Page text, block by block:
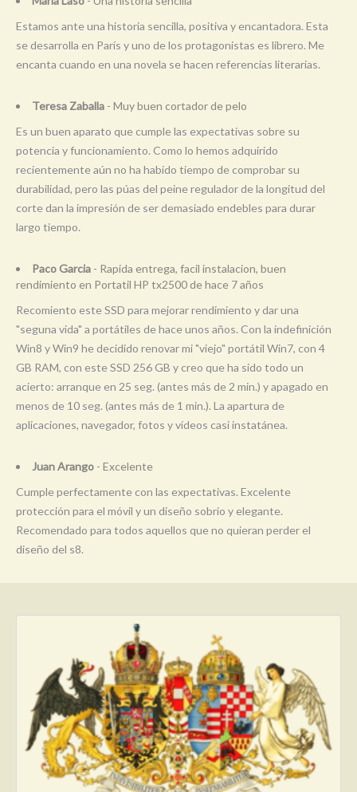
Estamos ante una historia sencilla, positiva y encantadora. Esta
se desarrolla en París y uno de los protagonistas es librero. Me
encanta cuando en una novela se hacen referencias literarias.
Teresa Zaballa - Muy buen cortador de pelo
Es un buen aparato que cumple las expectativas sobre su
potencia y funcionamiento. Como lo hemos adquirido
recientemente aún no ha habido tiempo de comprobar su
durabilidad, pero las púas del peine regulador de la longitud del
corte dan la impresión de ser demasiado endebles para durar
largo tiempo.
Paco Garcia - Rapida entrega, facil instalacion, buen
rendimiento en Portatil HP tx2500 de hace 7 años
Recomiento este SSD para mejorar rendimiento y dar una
"seguna vida" a portátiles de hace unos años. Con la indefinición
Win8 y Win9 he decidido renovar mi "viejo" portátil Win7, con 4
GB RAM, con este SSD 256 GB y creo que ha sido todo un
acierto: arranque en 25 seg. (antes más de 2 min.) y apagado en
menos de 10 seg. (antes más de 1 min.). La apartura de
aplicaciones, navegador, fotos y vídeos casi instatánea.
Juan Arango - Excelente
Cumple perfectamente con las expectativas. Excelente
protección para el móvil y un diseño sobrio y elegante.
Recomendado para todos aquellos que no quieran perder el
diseño del s8.